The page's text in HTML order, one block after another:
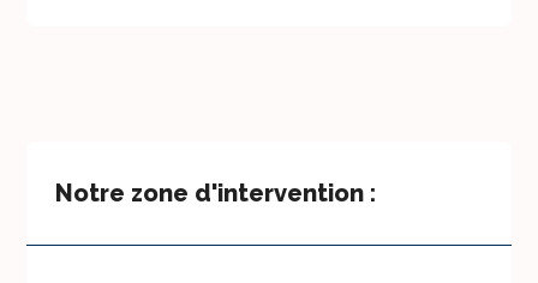
Notre zone d'intervention :